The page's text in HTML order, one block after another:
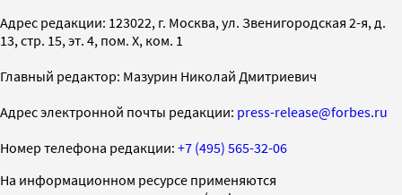
Адрес редакции: 123022, г. Москва, ул. Звенигородская 2-я, д.
13, стр. 15, эт. 4, пом. X, ком. 1
Главный редактор: Мазурин Николай Дмитриевич
Адрес электронной почты редакции: press-release@forbes.ru
Номер телефона редакции: +7 (495) 565-32-06
На информационном ресурсе применяются